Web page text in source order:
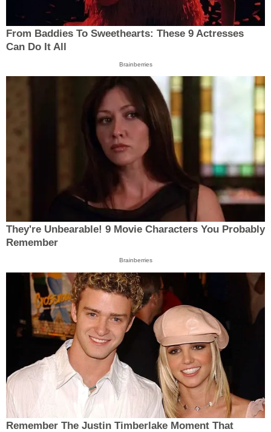
From Baddies To Sweethearts: These 9 Actresses
Can Do It All
Brainberries
They're Unbearable! 9 Movie Characters You Probably
Remember
Brainberries
Remember The Justin Timberlake Moment That